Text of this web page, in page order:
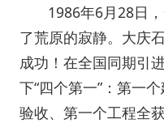
1986年6月28日
了荒原的寂静。大庆
成功！在全国同期引
下“四个第一”：第一
验收、第一个工程全